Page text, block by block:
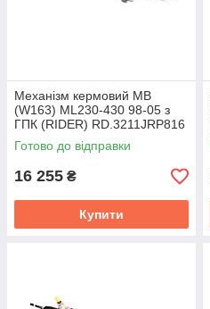
Механізм кермовий MB
(W163) ML230-430 98-05 з
ГПК (RIDER) RD.3211JRP816
Готово до відправки
16 255 ₴
Купити